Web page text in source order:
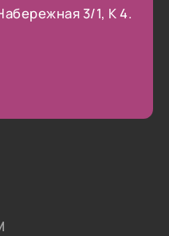
3/1, К 4.